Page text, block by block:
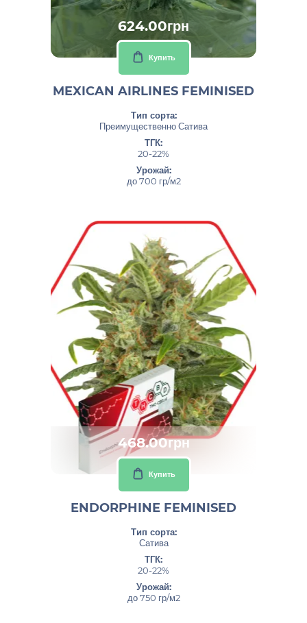
624.00грн
Купить
MEXICAN AIRLINES FEMINISED
Тип сорта:
Преимущественно Сатива
ТГК:
20-22%
Урожай:
до 700 гр/м2
468.00грн
Купить
ENDORPHINE FEMINISED
Тип сорта:
Сатива
ТГК:
20-22%
Урожай:
до 750 гр/м2